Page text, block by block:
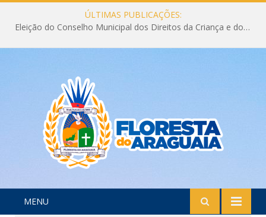
ÚLTIMAS PUBLICAÇÕES:
Eleição do Conselho Municipal dos Direitos da Criança e do Adolescente CMDCA 2026
MENU